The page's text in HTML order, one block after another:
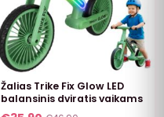
Žalias Trike Fix Glow LED
balansinis dviratis vaikams